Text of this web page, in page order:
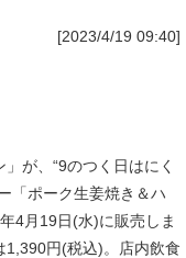
[2023/4/19 09:40]
が、“9のつく日はにく
「ポーク生姜焼き＆ハ
4月19日(水)に販売しま
1,390円(税込)。店内飲食